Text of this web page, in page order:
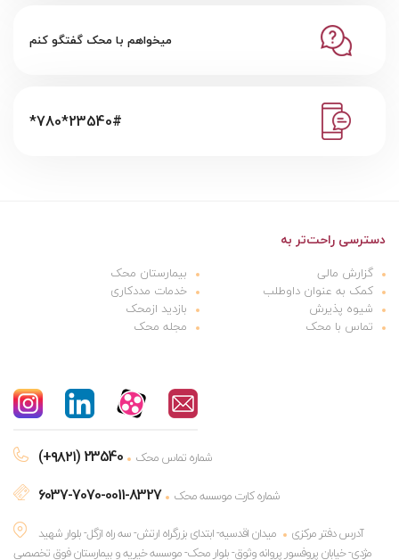
میخواهم با محک گفتگو کنم
*780*23540#
دسترسی راحت‌تر به
گزارش مالی
بیمارستان محک
کمک به عنوان داوطلب
خدمات مددکاری
شیوه پذیرش
بازدید ازمحک
تماس با محک
مجله محک
(+۹۸۲۱) 23540 شماره تماس محک
6037-7070-0011-8327
شماره کارت موسسه محک
آدرس دفتر مرکزی
میدان اقدسیه- ابتدای بزرگراه ارتش- سه راه ازگل- بلوار شهید
مژدی- خیابان پروفسور پروانه وثوق- بلوار محک- موسسه خیریه و بیمارستان فوق تخصصی